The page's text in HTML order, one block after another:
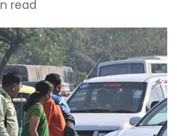
read